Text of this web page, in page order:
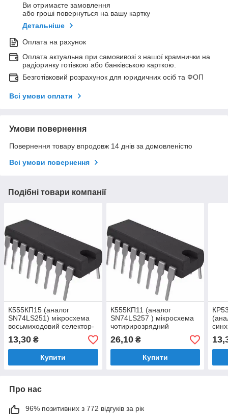
Ви отримаєте замовлення
або гроші повернуться на вашу картку
Детальніше
Оплата на рахунок
Оплата актуальна при самовивозі з нашої крамнички на
радіоринку готівкою або банківською карткою.
Безготівковий розрахунок для юридичних осіб та ФОП
Всі умови оплати
Умови повернення
Повернення товару впродовж 14 днів за домовленістю
Всі умови повернення
Подібні товари компанії
К555КП15 (аналог
SN74LS251) мікросхема
восьмиходовий селектор-
мультиплексор з трьома
стійкими станами
13,30 ₴
Купити
К555КП11 (аналог
SN74LS257 ) мікросхема
чотирирозрядний
селектор 2-1 без інверсії з
трьома стійкими станами.
26,10₴
Купити
Про нас
96% позитивних з 772 відгуків за рік